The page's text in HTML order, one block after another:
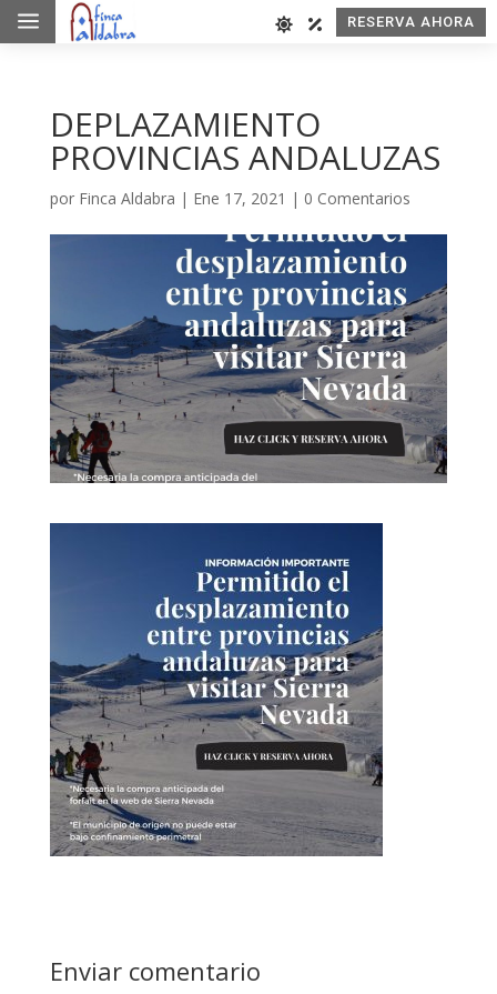
a RESERVA AHORA
DEPLAZAMIENTO
PROVINCIAS ANDALUZAS
por Finca Aldabra | Ene 17, 2021 | 0 Comentarios
Enviar comentario